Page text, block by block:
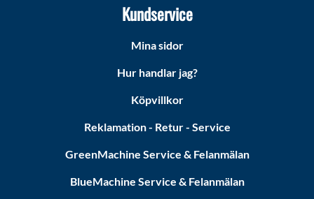
Kundservice
Mina sidor
Hur handlar jag?
Köpvillkor
Reklamation - Retur - Service
GreenMachine Service & Felanmälan
BlueMachine Service & Felanmälan